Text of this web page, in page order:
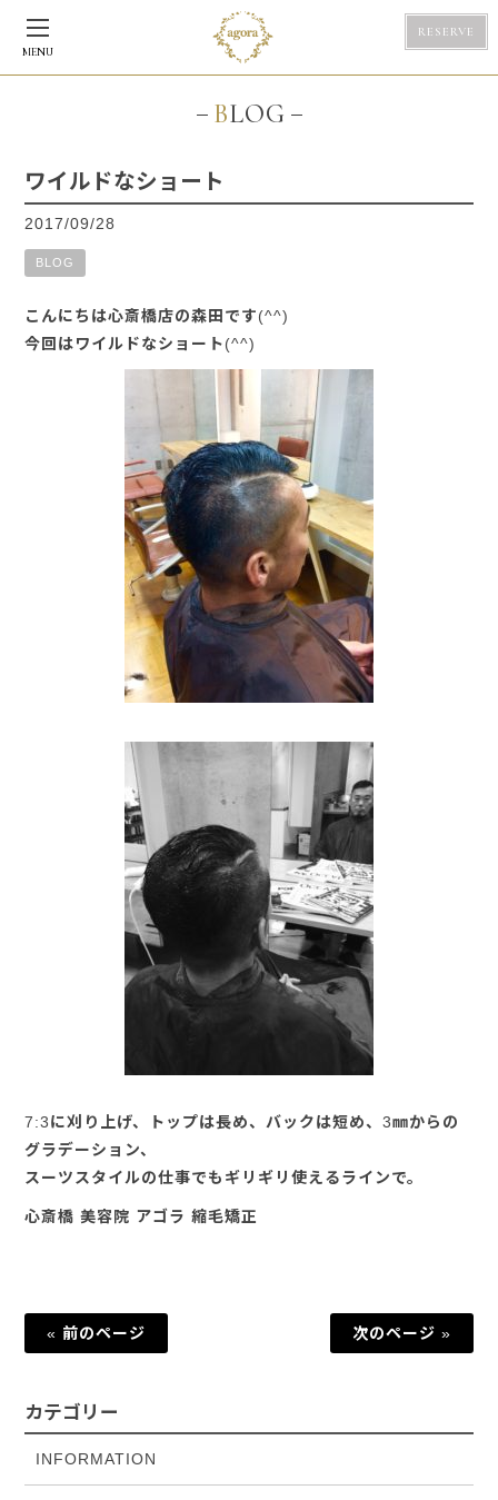
MENU
RESERVE
BLOG
ワイルドなショート
2017/09/28
BLOG
こんにちは心斎橋店の森田です(^^)
今回はワイルドなショート(^^)
7:3に刈り上げ、トップは長め、バックは短め、3㎜からの
グラデーション、
スーツスタイルの仕事でもギリギリ使えるラインで。
心斎橋 美容院 アゴラ 縮毛矯正
« 前のページ 次のページ »
カテゴリー
INFORMATION